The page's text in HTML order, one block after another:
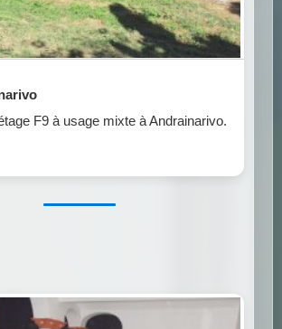
F9 à usage mixte à Andrainarivo.